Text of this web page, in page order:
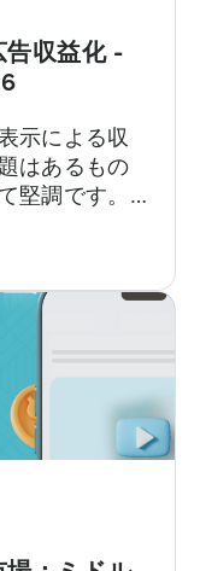
告収益化 -
示による収
はあるもの
堅調です。
金(IAP)を組
IAAとIAPの
いています